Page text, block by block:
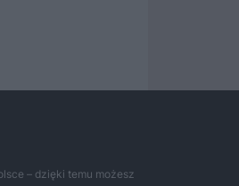
– dzięki temu możesz